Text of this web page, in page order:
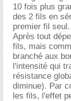
10 fois plus
des 2 fils en
premier fil seul.
Après tout
fils, mais
branché aux
l'intensité qui
résistance
diminue). Par
les fils, l'effet